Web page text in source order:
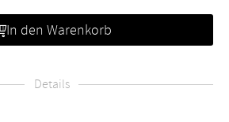
In den Warenkorb
Details